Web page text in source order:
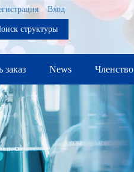
Вход
структуры
заказ News Членство